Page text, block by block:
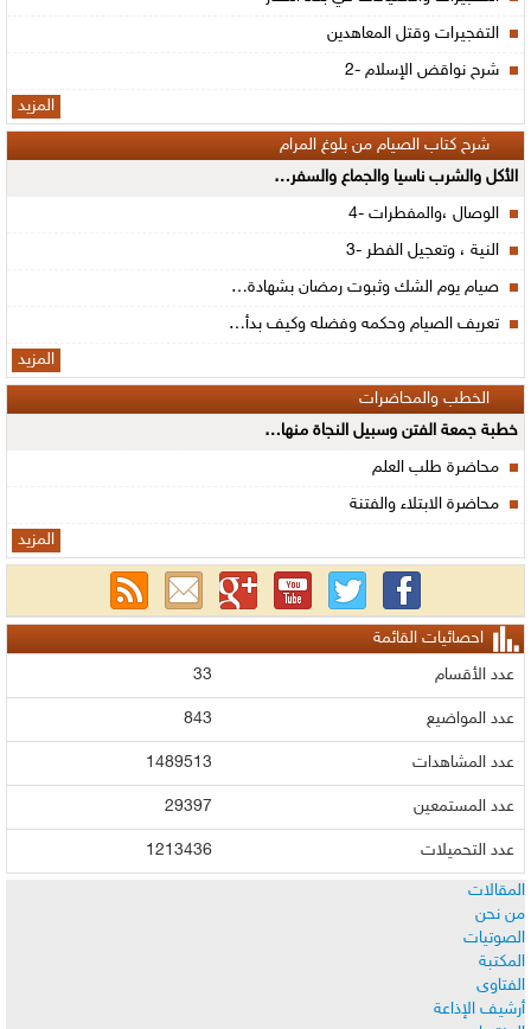
التفجيرات وقتل المعاهدين
شرح نواقض الإسلام -2
المزيد
شرح كتاب الصيام من بلوغ المرام
الأكل والشرب ناسيا والجماع والسفر…
الوصال ،والمفطرات -4
النية ، وتعجيل الفطر -3
صيام يوم الشك وثبوت رمضان بشهادة…
تعريف الصيام وحكمه وفضله وكيف بدأ…
المزيد
الخطب والمحاضرات
خطبة جمعة الفتن وسبيل النجاة منها…
محاضرة طلب العلم
محاضرة الابتلاء والفتنة
المزيد
احصائيات القائمة
عدد الأقسام
33
عدد المواضيع 843
عدد المشاهدات 1489513
عدد المستمعين 29397
عدد التحميلات
1213436
المقالات
من نحن
الصوتيات
المكتبة
الفتاوى
أرشيف الإذاعة